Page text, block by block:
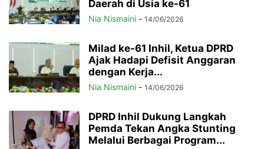
Daerah di Usia ke-61
Nia Nismaini - 14/06/2026
Milad ke-61 Inhil, Ketua DPRD
Ajak Hadapi Defisit Anggaran
dengan Kerja...
Nia Nismaini - 14/06/2026
DPRD Inhil Dukung Langkah
Pemda Tekan Angka Stunting
Melalui Berbagai Program...